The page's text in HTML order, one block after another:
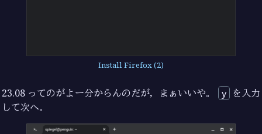
Install Firefox (2)
23.08 ってのがよー分からんのだが，まぁいいや。 y を入力
して次へ。